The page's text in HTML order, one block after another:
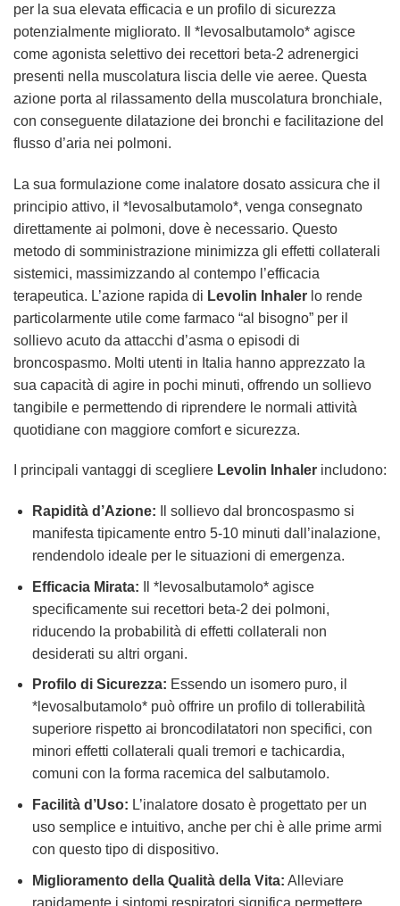
per la sua elevata efficacia e un profilo di sicurezza
potenzialmente migliorato. Il *levosalbutamolo* agisce
come agonista selettivo dei recettori beta-2 adrenergici
presenti nella muscolatura liscia delle vie aeree. Questa
azione porta al rilassamento della muscolatura bronchiale,
con conseguente dilatazione dei bronchi e facilitazione del
flusso d’aria nei polmoni.
La sua formulazione come inalatore dosato assicura che il
principio attivo, il *levosalbutamolo*, venga consegnato
direttamente ai polmoni, dove è necessario. Questo
metodo di somministrazione minimizza gli effetti collaterali
sistemici, massimizzando al contempo l’efficacia
terapeutica. L’azione rapida di Levolin Inhaler lo rende
particolarmente utile come farmaco “al bisogno” per il
sollievo acuto da attacchi d’asma o episodi di
broncospasmo. Molti utenti in Italia hanno apprezzato la
sua capacità di agire in pochi minuti, offrendo un sollievo
tangibile e permettendo di riprendere le normali attività
quotidiane con maggiore comfort e sicurezza.
I principali vantaggi di scegliere Levolin Inhaler includono:
Rapidità d’Azione: Il sollievo dal broncospasmo si
manifesta tipicamente entro 5-10 minuti dall’inalazione,
rendendolo ideale per le situazioni di emergenza.
Efficacia Mirata: Il *levosalbutamolo* agisce
specificamente sui recettori beta-2 dei polmoni,
riducendo la probabilità di effetti collaterali non
desiderati su altri organi.
Profilo di Sicurezza: Essendo un isomero puro, il
*levosalbutamolo* può offrire un profilo di tollerabilità
superiore rispetto ai broncodilatatori non specifici, con
minori effetti collaterali quali tremori e tachicardia,
comuni con la forma racemica del salbutamolo.
Facilità d’Uso: L’inalatore dosato è progettato per un
uso semplice e intuitivo, anche per chi è alle prime armi
con questo tipo di dispositivo.
Miglioramento della Qualità della Vita: Alleviare
rapidamente i sintomi respiratori significa permettere